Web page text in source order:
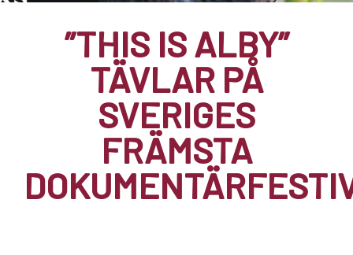
”THIS IS ALBY”
TÄVLAR PÅ
SVERIGES
FRÄMSTA